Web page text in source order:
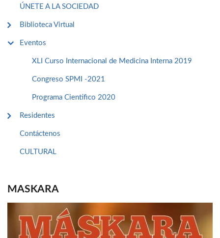
ÚNETE A LA SOCIEDAD
Biblioteca Virtual
Eventos
XLI Curso Internacional de Medicina Interna 2019
Congreso SPMI -2021
Programa Cientifico 2020
Residentes
Contáctenos
CULTURAL
MASKARA